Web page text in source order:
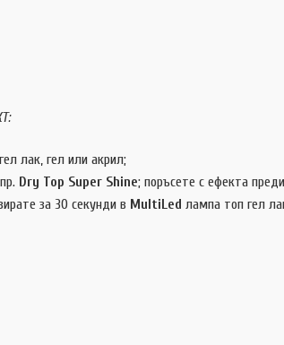
лак, гел или акрил;
Dry Top Super Shine; поръсете с ефекта
за 30 секунди в MultiLed лампа топ гел